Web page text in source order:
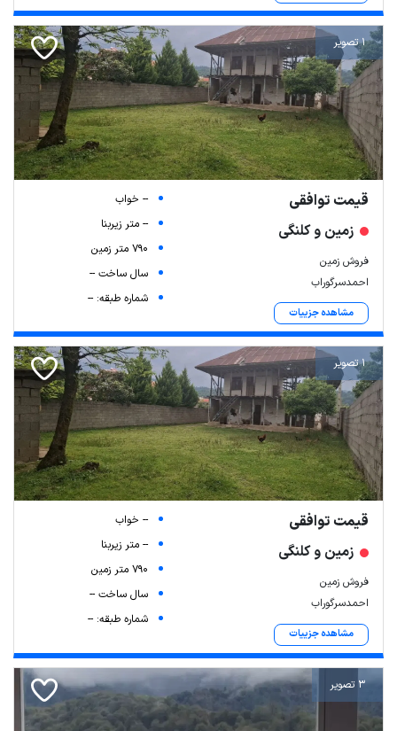
1 تصویر
قیمت توافقی
زمین و کلنگی
فروش زمین
احمدسرگوراب
مشاهده جزییات
-- خواب
-- متر زیربنا
790 متر زمین
سال ساخت --
شماره طبقه: --
1 تصویر
قیمت توافقی
زمین و کلنگی
فروش زمین
احمدسرگوراب
مشاهده جزییات
-- خواب
-- متر زیربنا
790 متر زمین
سال ساخت --
شماره طبقه: --
3 تصویر